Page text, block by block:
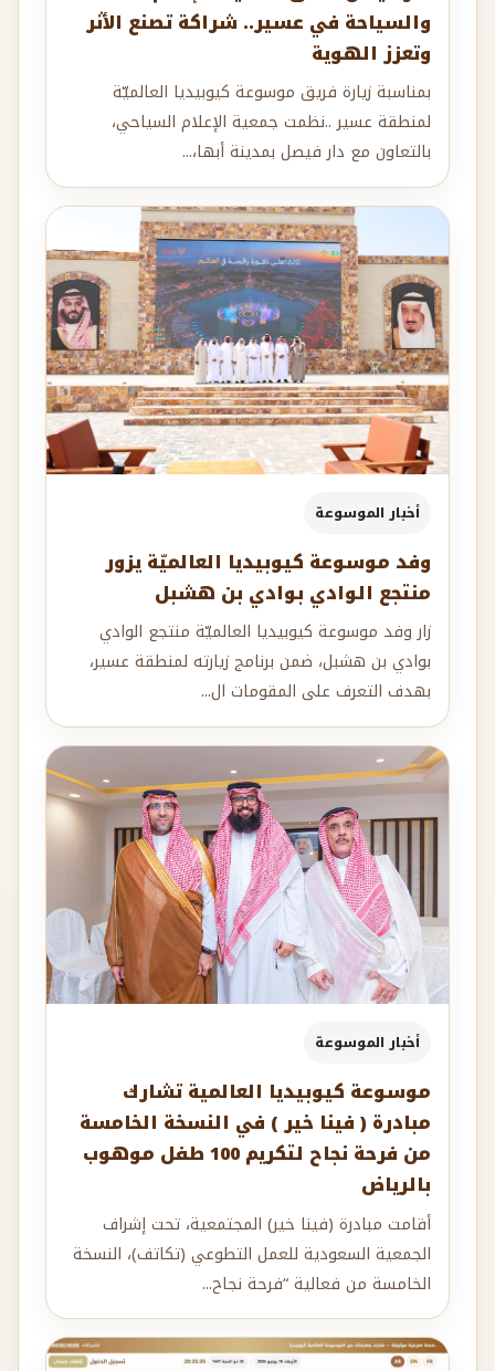
والسياحة في عسير.. شراكة تصنع الأثر
وتعزز الهوية
بمناسبة زيارة فريق موسوعة كيوبيديا العالميّة
لمنطقة عسير ..نظمت جمعية الإعلام السياحي،
بالتعاون مع دار فيصل بمدينة أبها،...
أخبار الموسوعة
وفد موسوعة كيوبيديا العالميّة يزور
منتجع الوادي بوادي بن هشبل
زار وفد موسوعة كيوبيديا العالميّة منتجع الوادي
بوادي بن هشبل، ضمن برنامج زيارته لمنطقة عسير،
بهدف التعرف على المقومات ال...
أخبار الموسوعة
موسوعة كيوبيديا العالمية تشارك
مبادرة ( فينا خير ) في النسخة الخامسة
من فرحة نجاح لتكريم 100 طفل موهوب
بالرياض
أقامت مبادرة (فينا خير) المجتمعية، تحت إشراف
الجمعية السعودية للعمل التطوعي (تكاتف)، النسخة
الخامسة من فعالية “فرحة نجاح...